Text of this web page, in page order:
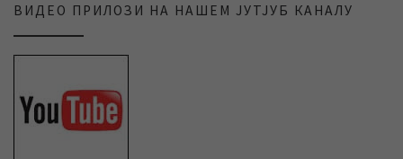
ВИДЕО ПРИЛОЗИ НА НАШЕМ ЈУТЈУБ КАНАЛУ